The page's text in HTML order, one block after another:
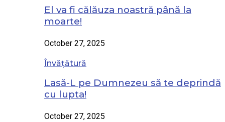
El va fi călăuza noastră până la
moarte!
October 27, 2025
Învățătură
Lasă-L pe Dumnezeu să te deprindă
cu lupta!
October 27, 2025